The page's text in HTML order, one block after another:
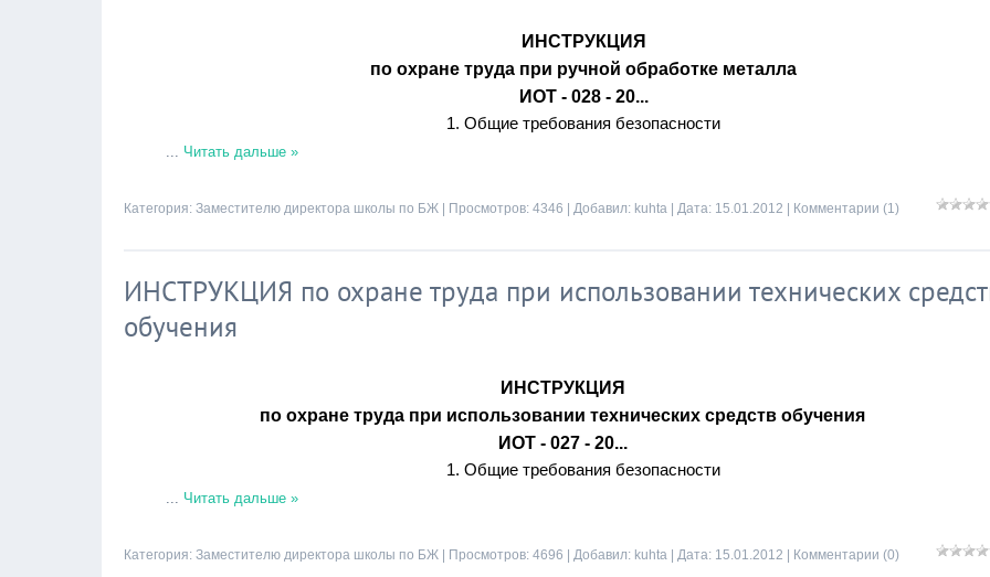
ИНСТРУКЦИЯ
по охране труда при ручной обработке металла
ИОТ - 028 - 20...
1. Общие требования безопасности
... Читать дальше »
Категория: Заместителю директора школы по БЖ | Просмотров: 4346 | Добавил: kuhta | Дата: 15.01.2012 Комментарии (1)
ИНСТРУКЦИЯ по охране труда при использовании технических
обучения
ИНСТРУКЦИЯ
по охране труда при использовании технических средств обучения
ИОТ - 027 - 20...
1. Общие требования безопасности
... Читать дальше »
Категория: Заместителю директора школы по БЖ | Просмотров: 4696 | Добавил: kuhta | Дата: 15.01.2012 Комментарии (0)